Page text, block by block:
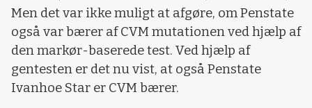
Men det var ikke muligt at afgøre, om Penstate
også var bærer af CVM mutationen ved hjælp af
den markør-baserede test. Ved hjælp af
gentesten er det nu vist, at også Penstate
Ivanhoe Star er CVM bærer.